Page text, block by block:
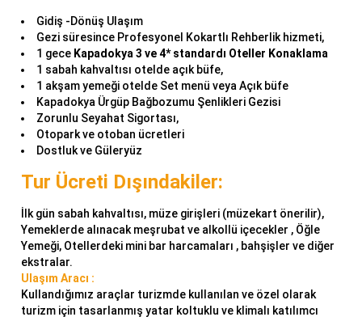
Gidiş -Dönüş Ulaşım
Gezi süresince Profesyonel Kokartlı Rehberlik hizmeti,
1 gece Kapadokya 3 ve 4* standardı Oteller Konaklama
1 sabah kahvaltısı otelde açık büfe,
1 akşam yemeği otelde Set menü veya Açık büfe
Kapadokya Ürgüp Bağbozumu Şenlikleri Gezisi
Zorunlu Seyahat Sigortası,
Otopark ve otoban ücretleri
Dostluk ve Güleryüz
Tur Ücreti Dışındakiler:
İlk gün sabah kahvaltısı, müze girişleri (müzekart önerilir),
Yemeklerde alınacak meşrubat ve alkollü içecekler , Öğle
Yemeği, Otellerdeki mini bar harcamaları , bahşişler ve diğer
ekstralar.
Ulaşım Aracı :
Kullandığımız araçlar turizmde kullanılan ve özel olarak
turizm için tasarlanmış yatar koltuklu ve klimalı katılımcı